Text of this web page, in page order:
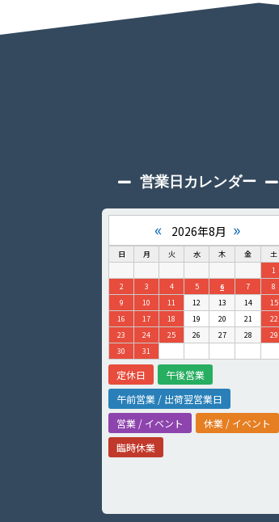
営業日カレンダー
« 2026年8月 »
日 月 火 水 木 金
土
1
2
3 4 5 6 7
8
9
10 11 12 13 14
15
16
17 18 19 20 21
22
23
24 25 26 27 28
29
30
31
定休日
午後営業
午前営業 / 出荷翌営業日
営業 / イベント
休業 / イベント
臨時休業